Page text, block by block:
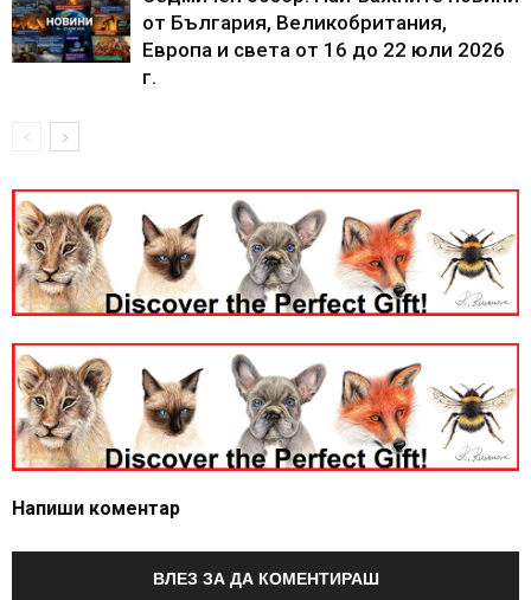
от България, Великобритания,
Европа и света от 16 до 22 юли 2026
г.
Напиши коментар
ВЛЕЗ ЗА ДА КОМЕНТИРАШ